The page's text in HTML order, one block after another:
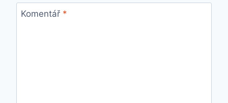
Komentář *